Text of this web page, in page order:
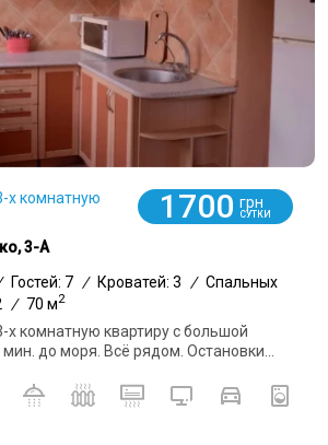
х комнатную
1700 грн
СУТКИ
3-А
Гостей: 7 / Кроватей: 3 / Спальных
/ 70 м2
х комнатную квартиру с большой
до моря. Всё рядом. Остановки...